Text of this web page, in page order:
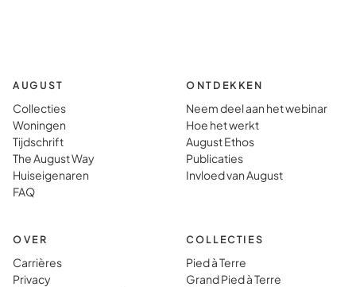
veel meer
alsof je op de
bestemming
woont dan
dat je er
gewoon heen
perfect
AUGUST
Collecties
Woningen
Tijdschrift
The August Way
Huiseigenaren
FAQ
ONTDEKKEN
Neem deel aan het webinar
Hoe het werkt
August Ethos
Publicaties
Invloed van August
OVER
Carrières
Privacy
COLLECTIES
Pied à Terre
Grand Pied à Terre